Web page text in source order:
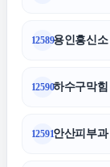
12589용인흥신소
12590하수구막힘
12591안산피부과